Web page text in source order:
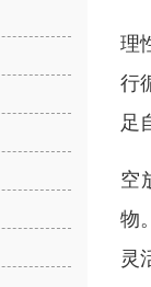
理
行
足
空
物
灵